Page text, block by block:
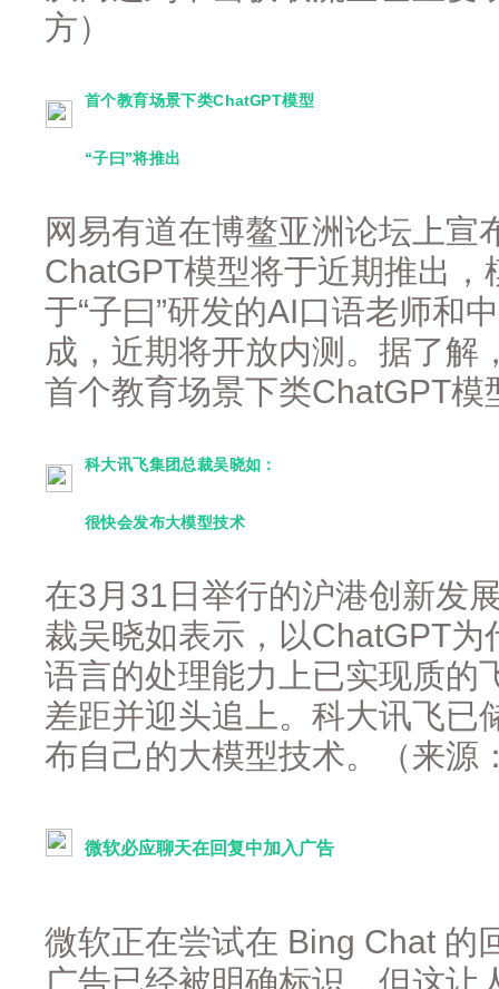
方）
首个教育场景下类ChatGPT模型
“子曰”将推出
网易有道在博鳌亚洲论坛上宣
ChatGPT模型将于近期推出，
于“子曰”研发的AI口语老师和
成，近期将开放内测。据了解
首个教育场景下类ChatGPT
科大讯飞集团总裁吴晓如：
很快会发布大模型技术
在3月31日举行的沪港创新发
裁吴晓如表示，以ChatGPT
语言的处理能力上已实现质的
差距并迎头追上。科大讯飞已
布自己的大模型技术。（来源
微软必应聊天在回复中加入广告
微软正在尝试在 Bing Chat 的
广告已经被明确标识，但这让